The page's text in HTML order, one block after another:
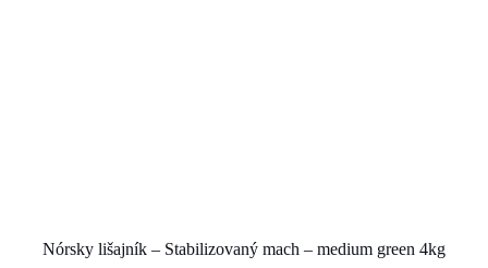
Nórsky lišajník – Stabilizovaný mach – medium green 4kg